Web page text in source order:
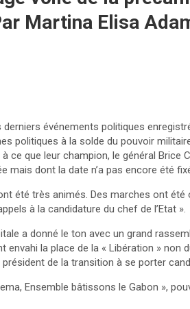
Martina Elisa
derniers événements politiques
politiques à la solde du pouvoir
ce que leur champion, le général Brice
mais dont la date n’a pas encore été
été très animés. Des marches ont
à la candidature du chef de l’Etat ».
a donné le ton avec un grand
la place de la « Libération » non
de la transition à se porter
Ensemble bâtissons le Gabon »,